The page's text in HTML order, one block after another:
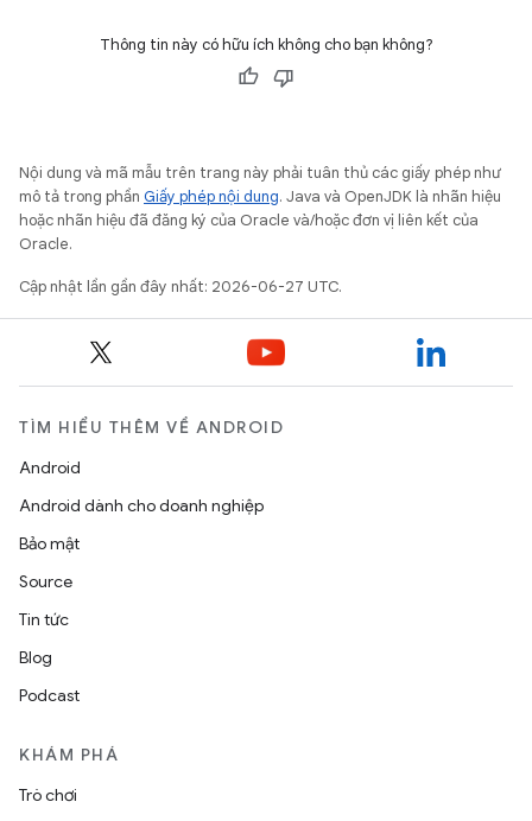
Thông tin này có hữu ích không cho bạn không?
Nội dung và mã mẫu trên trang này phải tuân thủ các giấy phép như
mô tả trong phần Giấy phép nội dung. Java và OpenJDK là nhãn hiệu
hoặc nhãn hiệu đã đăng ký của Oracle và/hoặc đơn vị liên kết của
Oracle.
Cập nhật lần gần đây nhất: 2026-06-27 UTC.
TÌM HIỂU THÊM VỀ ANDROID
Android
Android dành cho doanh nghiệp
Bảo mật
Source
Tin tức
Blog
Podcast
KHÁM PHÁ
Trò chơi